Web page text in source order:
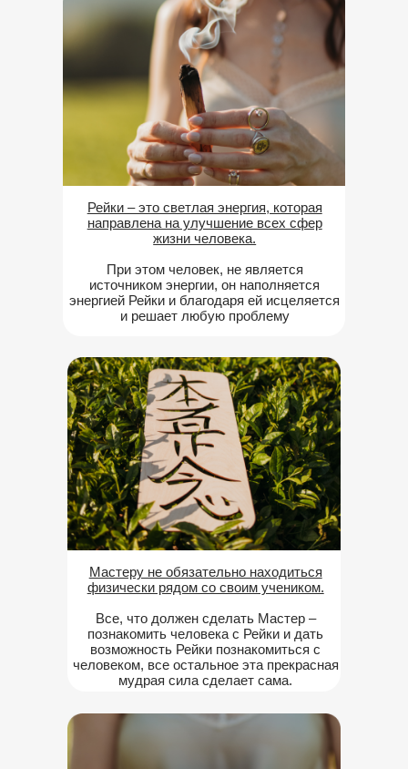
Рейки – это светлая энергия, которая
направлена на улучшение всех сфер
жизни человека.
При этом человек, не является
источником энергии, он наполняется
энергией Рейки и благодаря ей исцеляется
и решает любую проблему
Мастеру не обязательно находиться
физически рядом со своим учеником.
Все, что должен сделать Мастер –
познакомить человека с Рейки и дать
возможность Рейки познакомиться с
человеком, все остальное эта прекрасная
мудрая сила сделает сама.